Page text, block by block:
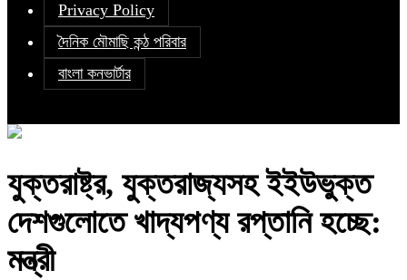
Privacy Policy
দৈনিক মৌমাছি কন্ঠ পরিবার
বাংলা কনভার্টার
যুক্তরাষ্ট্র, যুক্তরাজ্যসহ ইইউভুক্ত
দেশগুলোতে খাদ্যপণ্য রপ্তানি হচ্ছে:
মন্ত্রী